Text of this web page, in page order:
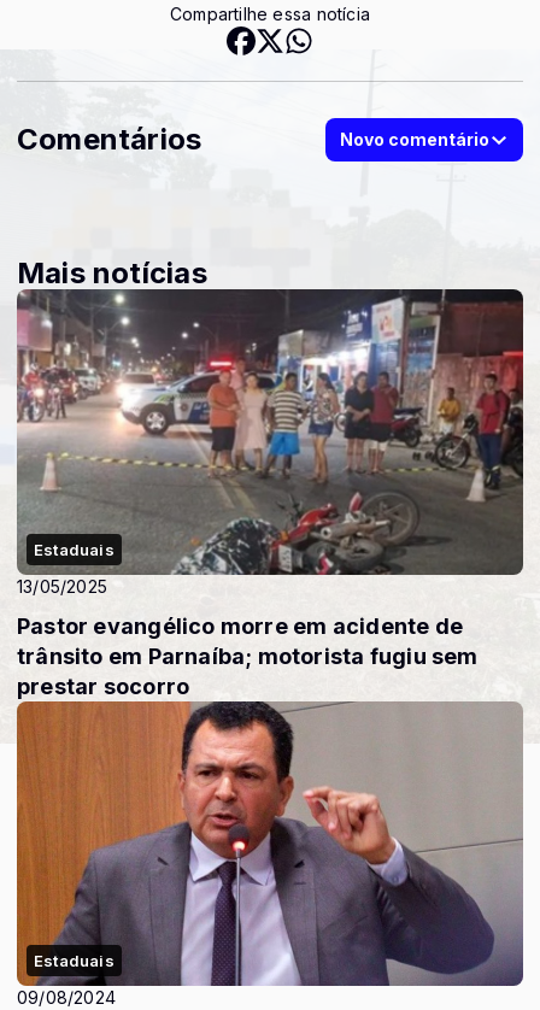
Compartilhe essa notícia
Comentários Novo comentário
Mais notícias
Estaduais
13/05/2025
Pastor evangélico morre em acidente de
trânsito em Parnaíba; motorista fugiu sem
prestar socorro
Estaduais
09/08/2024